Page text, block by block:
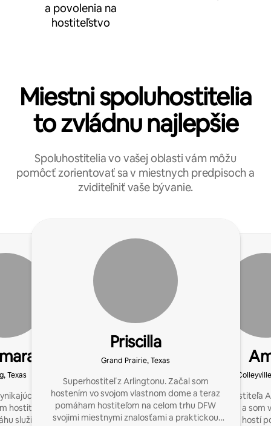
a povolenia na
hostiteľstvo
Miestni spoluhostitelia
to zvládnu najlepšie
Spoluhostitelia vo vašej oblasti vám môžu
pomôcť zorientovať sa v miestnych predpisoch a
zviditeľniť vaše bývanie.
Texas
výsledkom, a
hostiteľom vytvoriť
služieb v oblasti
Priscilla
Grand Prairie, Texas
Superhostiteľ z Arlingtonu. Začal som
hostením vo svojom vlastnom dome a teraz
pomáham hostiteľom na celom trhu DFW
svojimi miestnymi znalosťami a praktickou
Status superhostiteľa
mnoho rokov a som
bývanie je pre hostí